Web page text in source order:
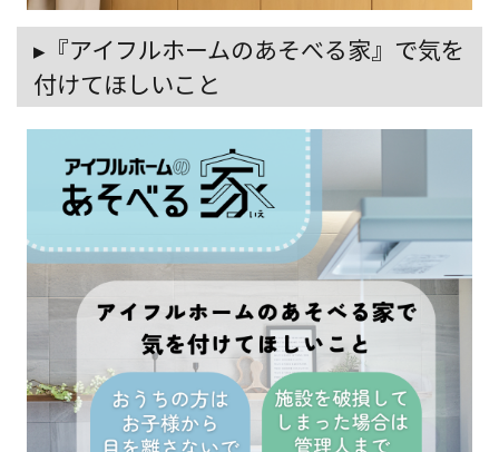
▸『アイフルホームのあそべる家』で気を
付けてほしいこと